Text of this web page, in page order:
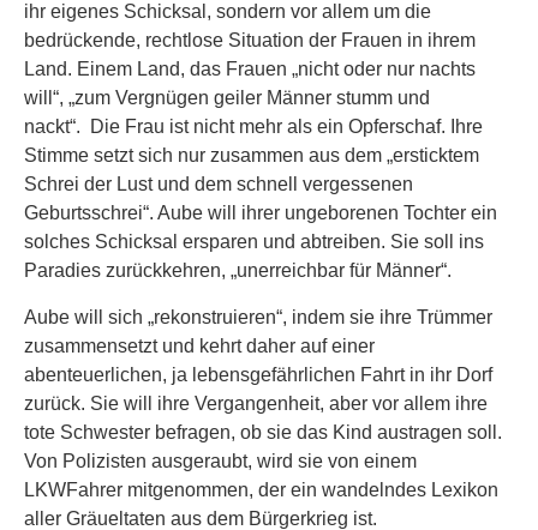
ihr eigenes Schicksal, sondern vor allem um die
bedrückende, rechtlose Situation der Frauen in ihrem
Land. Einem Land, das Frauen „nicht oder nur nachts
will“, „zum Vergnügen geiler Männer stumm und
nackt“. Die Frau ist nicht mehr als ein Opferschaf. Ihre
Stimme setzt sich nur zusammen aus dem „ersticktem
Schrei der Lust und dem schnell vergessenen
Geburtsschrei“. Aube will ihrer ungeborenen Tochter ein
solches Schicksal ersparen und abtreiben. Sie soll ins
Paradies zurückkehren, „unerreichbar für Männer“.
Aube will sich „rekonstruieren“, indem sie ihre Trümmer
zusammensetzt und kehrt daher auf einer
abenteuerlichen, ja lebensgefährlichen Fahrt in ihr Dorf
zurück. Sie will ihre Vergangenheit, aber vor allem ihre
tote Schwester befragen, ob sie das Kind austragen soll.
Von Polizisten ausgeraubt, wird sie von einem
LKWFahrer mitgenommen, der ein wandelndes Lexikon
aller Gräueltaten aus dem Bürgerkrieg ist.